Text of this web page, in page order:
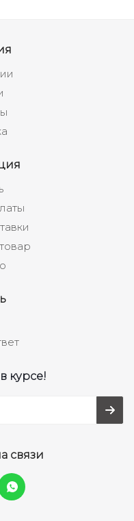
курсе!
связи